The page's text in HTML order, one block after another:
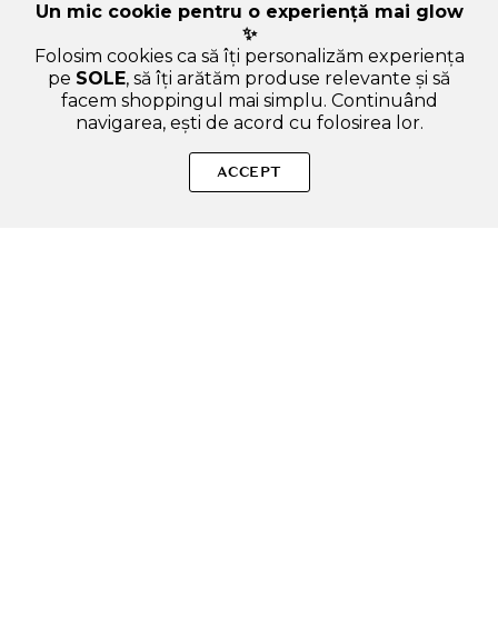
Produse autentice, conforme UE, alese responsabil.
Un mic cookie pentru o experiență mai glow
✨
Folosim cookies ca să îți personalizăm experiența
pe SOLE, să îți arătăm produse relevante și să
facem shoppingul mai simplu. Continuând
navigarea, ești de acord cu folosirea lor.
ACCEPT